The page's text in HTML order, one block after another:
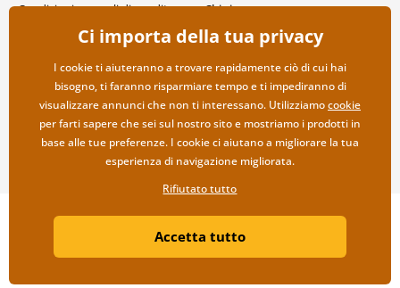
Condizioni generali di vendita e
Politica sulla privacy
Opzioni di spedizione e
pagamento
Reso della merce
Chi siamo
FAQ
Contatti
Collaborazione all’ingrosso
Copyright ©2019 © Dovido.it.
Litvanyi.sk| Negozio online creato da
Ci importa della tua privacy
I cookie ti aiuteranno a trovare rapidamente ciò di cui hai
bisogno, ti faranno risparmiare tempo e ti impediranno di
visualizzare annunci che non ti interessano. Utilizziamocookie
per farti sapere che sei sul nostro sito e mostriamo i prodotti in
base alle tue preferenze. I cookie ci aiutano a migliorare la tua
esperienza di navigazione migliorata.
Rifiutato tutto
Accetta tutto